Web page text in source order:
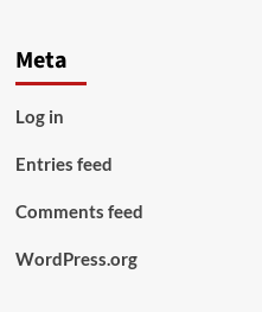
Meta
Log in
Entries feed
Comments feed
WordPress.org